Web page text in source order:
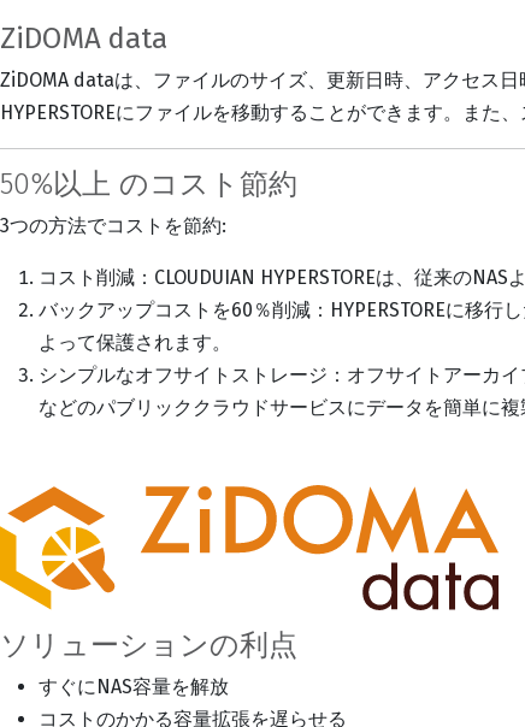
ZiDOMA data
ZiDOMA dataは、ファイルのサイズ、更新日時、アクセス
HYPERSTOREにファイルを移動することができます。また
50%以上 のコスト節約
3つの方法でコストを節約:
コスト削減：CLOUDUIAN HYPERSTOREは、従来の
バックアップコストを60％削減：HYPERSTOREに移行
よって保護されます。
シンプルなオフサイトストレージ：オフサイトアーカ
などのパブリッククラウドサービスにデータを簡単に複
ソリューションの利点
すぐにNAS容量を解放
コストのかかる容量拡張を遅らせる